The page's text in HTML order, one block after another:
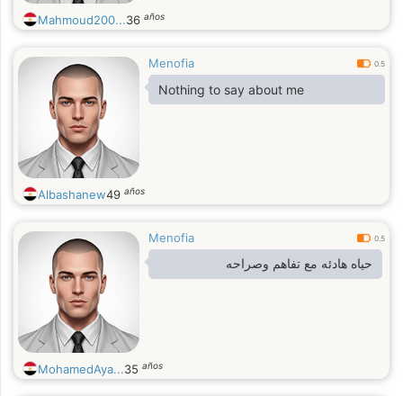
Mahmoud200...36 años
Menofia 0.5
Nothing to say about me
Albashanew49 años
Menofia 0.5
حياه هادئه مع تفاهم وصراحه
MohamedAya...35 años